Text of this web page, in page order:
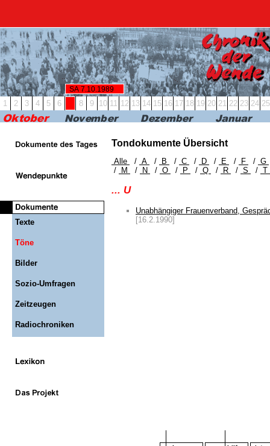
SA 7.10.1989
1 2 3 4 5 6 8 9 10 11 12 13 14 15 16 17 18 19 20 21 22 23 24 25
Texte
Töne
Bilder
Sozio-Umfragen
Zeitzeugen
Radiochroniken
Tondokumente Übersicht
Alle / A / B / C / D / E / F / G
/
M / N / O / P / Q / R / S / T
... U
Unabhängiger Frauenverband,
[16.2.1990]